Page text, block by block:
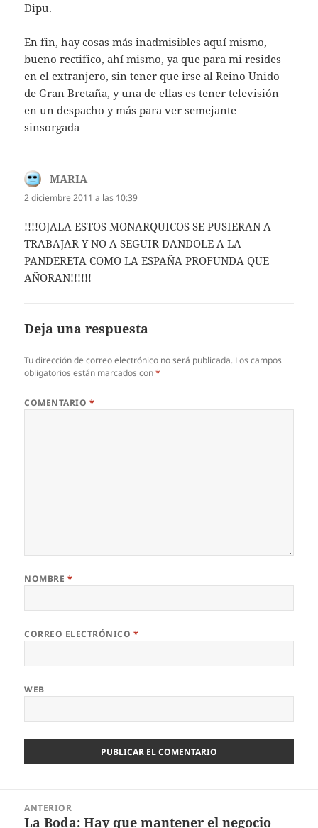
Dipu.
En fin, hay cosas más inadmisibles aquí mismo,
bueno rectifico, ahí mismo, ya que para mi resides
en el extranjero, sin tener que irse al Reino Unido
de Gran Bretaña, y una de ellas es tener televisión
en un despacho y más para ver semejante
sinsorgada
MARIAdice:
2 diciembre 2011 a las 10:39
!!!!OJALA ESTOS MONARQUICOS SE PUSIERAN A
TRABAJAR Y NO A SEGUIR DANDOLE A LA
PANDERETA COMO LA ESPAÑA PROFUNDA QUE
AÑORAN!!!!!!
Deja una respuesta
Tu dirección de correo electrónico no será publicada. Los campos
obligatorios están marcados con*
COMENTARIO *
NOMBRE *
CORREO ELECTRÓNICO *
WEB
ANTERIOR
Entrada
La Boda: Hay que mantener el negocio